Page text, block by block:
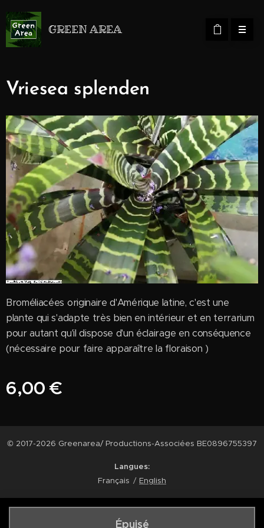
GREEN AREA
Vriesea splenden
Broméliacées originaire d'Amérique latine, c'est une
plante qui s'adapte très bien en intérieur et en terrarium
pour autant qu'il dispose d'un éclairage en conséquence
(nécessaire pour faire apparaître la floraison )
6,00 €
Épuisé
© 2017-2026 Greenarea/ Productions-Associées BE0896755397
Langues
Français
English